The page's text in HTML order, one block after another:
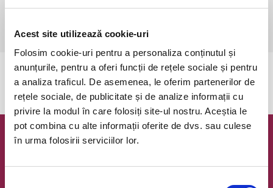
Acest site utilizează cookie-uri
Folosim cookie-uri pentru a personaliza conținutul și
anunțurile, pentru a oferi funcții de rețele sociale și pentru
a analiza traficul. De asemenea, le oferim partenerilor de
rețele sociale, de publicitate și de analize informații cu
privire la modul în care folosiți site-ul nostru. Aceștia le
pot combina cu alte informații oferite de dvs. sau culese
în urma folosirii serviciilor lor.
Informații suplimentare, la nr. de telefon 0773 825 249.
Evenimentul a expirat.
Newsletter @ Bilete.ro